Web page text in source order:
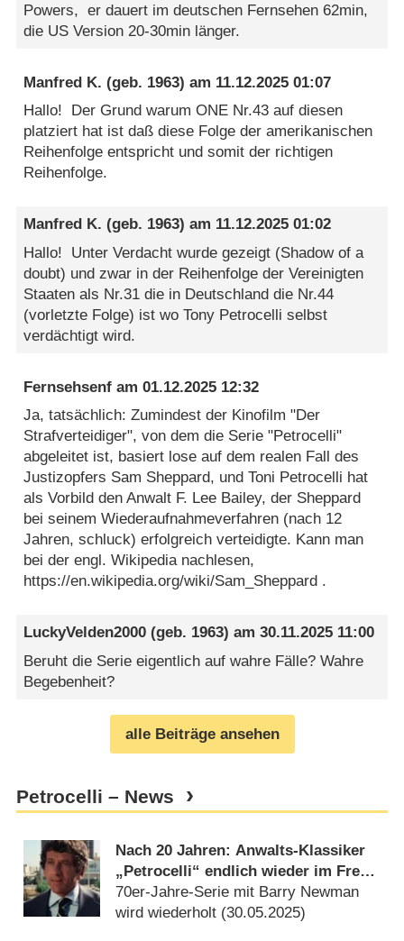
Powers, er dauert im deutschen Fernsehen 62min,
die US Version 20-30min länger.
Manfred K. (geb. 1963) am 11.12.2025 01:07
Hallo! Der Grund warum ONE Nr.43 auf diesen
platziert hat ist daß diese Folge der amerikanischen
Reihenfolge entspricht und somit der richtigen
Reihenfolge.
Manfred K. (geb. 1963) am 11.12.2025 01:02
Hallo! Unter Verdacht wurde gezeigt (Shadow of a
doubt) und zwar in der Reihenfolge der Vereinigten
Staaten als Nr.31 die in Deutschland die Nr.44
(vorletzte Folge) ist wo Tony Petrocelli selbst
verdächtigt wird.
Fernsehsenf am01.12.2025 12:32
Ja, tatsächlich: Zumindest der Kinofilm "Der
Strafverteidiger", von dem die Serie "Petrocelli"
abgeleitet ist, basiert lose auf dem realen Fall des
Justizopfers Sam Sheppard, und Toni Petrocelli hat
als Vorbild den Anwalt F. Lee Bailey, der Sheppard
bei seinem Wiederaufnahmeverfahren (nach 12
Jahren, schluck) erfolgreich verteidigte. Kann man
bei der engl. Wikipedia nachlesen,
https://en.wikipedia.org/wiki/Sam_Sheppard .
LuckyVelden2000 (geb. 1963) am30.11.2025 11:00
Beruht die Serie eigentlich auf wahre Fälle? Wahre
Begebenheit?
alle Beiträge ansehen
Petrocelli – News
Nach 20 Jahren: Anwalts-Klassiker
„Petrocelli“ endlich wieder im Free-
TV
70er-Jahre-Serie mit Barry Newman
wird wiederholt (30.05.2025)